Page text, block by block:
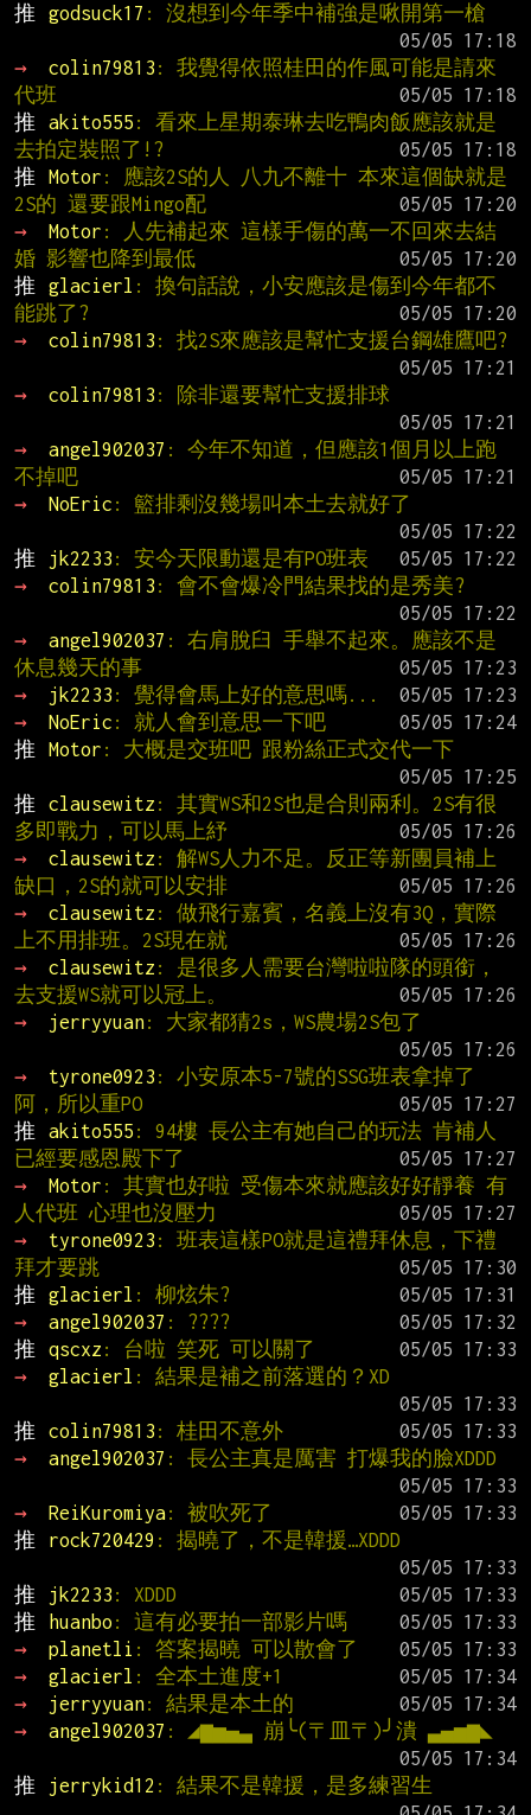
推
godsuck17 : 沒想到今年季中補強是啾開第一槍
→
colin79813 : 我覺得依照桂田的作風可能是請來
代班
推
akito555 : 看來上星期泰琳去吃鴨肉飯應該就是
去拍定裝照了!?
推
Motor : 應該2S的人 八九不離十 本來這個缺就是
2S的 還要跟Mingo配
→
Motor : 人先補起來 這樣手傷的萬一不回來去結
婚 影響也降到最低
推
glacierl : 換句話說，小安應該是傷到今年都不
能跳了?
→
colin79813 : 找2S來應該是幫忙支援台鋼雄鷹吧?
→
colin79813 : 除非還要幫忙支援排球
→
angel902037 : 今年不知道，但應該1個月以上跑
不掉吧
→
NoEric : 籃排剩沒幾場叫本土去就好了
推
jk2233 : 安今天限動還是有PO班表
→
colin79813 : 會不會爆冷門結果找的是秀美?
→
angel902037 : 右肩脫臼 手舉不起來。應該不是
休息幾天的事
→
jk2233 : 覺得會馬上好的意思嗎...
→
NoEric : 就人會到意思一下吧
推
Motor : 大概是交班吧 跟粉絲正式交代一下
推
clausewitz : 其實WS和2S也是合則兩利。2S有很
多即戰力，可以馬上紓
→
clausewitz : 解WS人力不足。反正等新團員補上
缺口，2S的就可以安排
→
clausewitz : 做飛行嘉賓，名義上沒有3Q，實際
上不用排班。2S現在就
→
clausewitz : 是很多人需要台灣啦啦隊的頭銜，
去支援WS就可以冠上。
→
jerryyuan: 大家都猜2s，WS農場2S包了
→
tyrone0923 : 小安原本5-7號的SSG班表拿掉了
阿，所以重PO
推
akito555 : 94樓 長公主有她自己的玩法 肯補人
已經要感恩殿下了
→
Motor : 其實也好啦 受傷本來就應該好好靜養 有
人代班 心理也沒壓力
→
tyrone0923 : 班表這樣PO就是這禮拜休息，下禮
拜才要跳
推
glacierl : 柳炫朱?
→
angel902037 : ????
推
qscxz : 台啦 笑死 可以關了
→
glacierl : 結果是補之前落選的？XD
推
colin79813 : 桂田不意外
→
angel902037 : 長公主真是厲害 打爆我的臉XDDD
→
ReiKuromiya: 被吹死了
推
rock720429 : 揭曉了，不是韓援…XDDD
推
jk2233 : XDDD
推
huanbo : 這有必要拍一部影片嗎
→
planetli : 答案揭曉 可以散會了
→
glacierl : 全本土進度+1
→
jerryyuan: 結果是本土的
→
angel902037 : ◢▆▅▄▃ 崩╰(〒皿〒)╯潰 ▃▄▅▆◣
推
jerrykid12 : 結果不是韓援，是多練習生